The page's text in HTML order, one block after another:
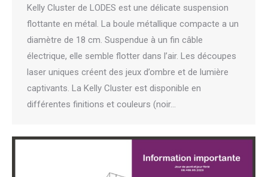
Kelly Cluster de LODES est une délicate suspension
flottante en métal. La boule métallique compacte a un
diamètre de 18 cm. Suspendue à un fin câble
électrique, elle semble flotter dans l’air. Les découpes
laser uniques créent des jeux d’ombre et de lumière
captivants. La Kelly Cluster est disponible en
différentes finitions et couleurs (noir…